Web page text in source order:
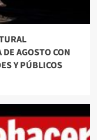
AGOSTO CON
Y PÚBLICOS